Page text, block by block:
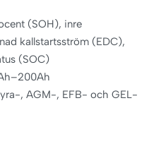
(SOH), inre
kallstartsström (EDC),
(SOC)
, AGM-, EFB- och GEL-